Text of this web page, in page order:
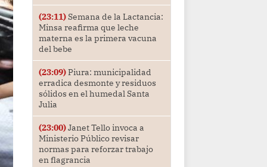
(23:11)Semana de la Lactancia:
Minsa reafirma que leche
materna es la primera vacuna
del bebe
(23:09)Piura: municipalidad
erradica desmonte y residuos
sólidos en el humedal Santa
Julia
(23:00)Janet Tello invoca a
Ministerio Público revisar
normas para reforzar trabajo
en flagrancia